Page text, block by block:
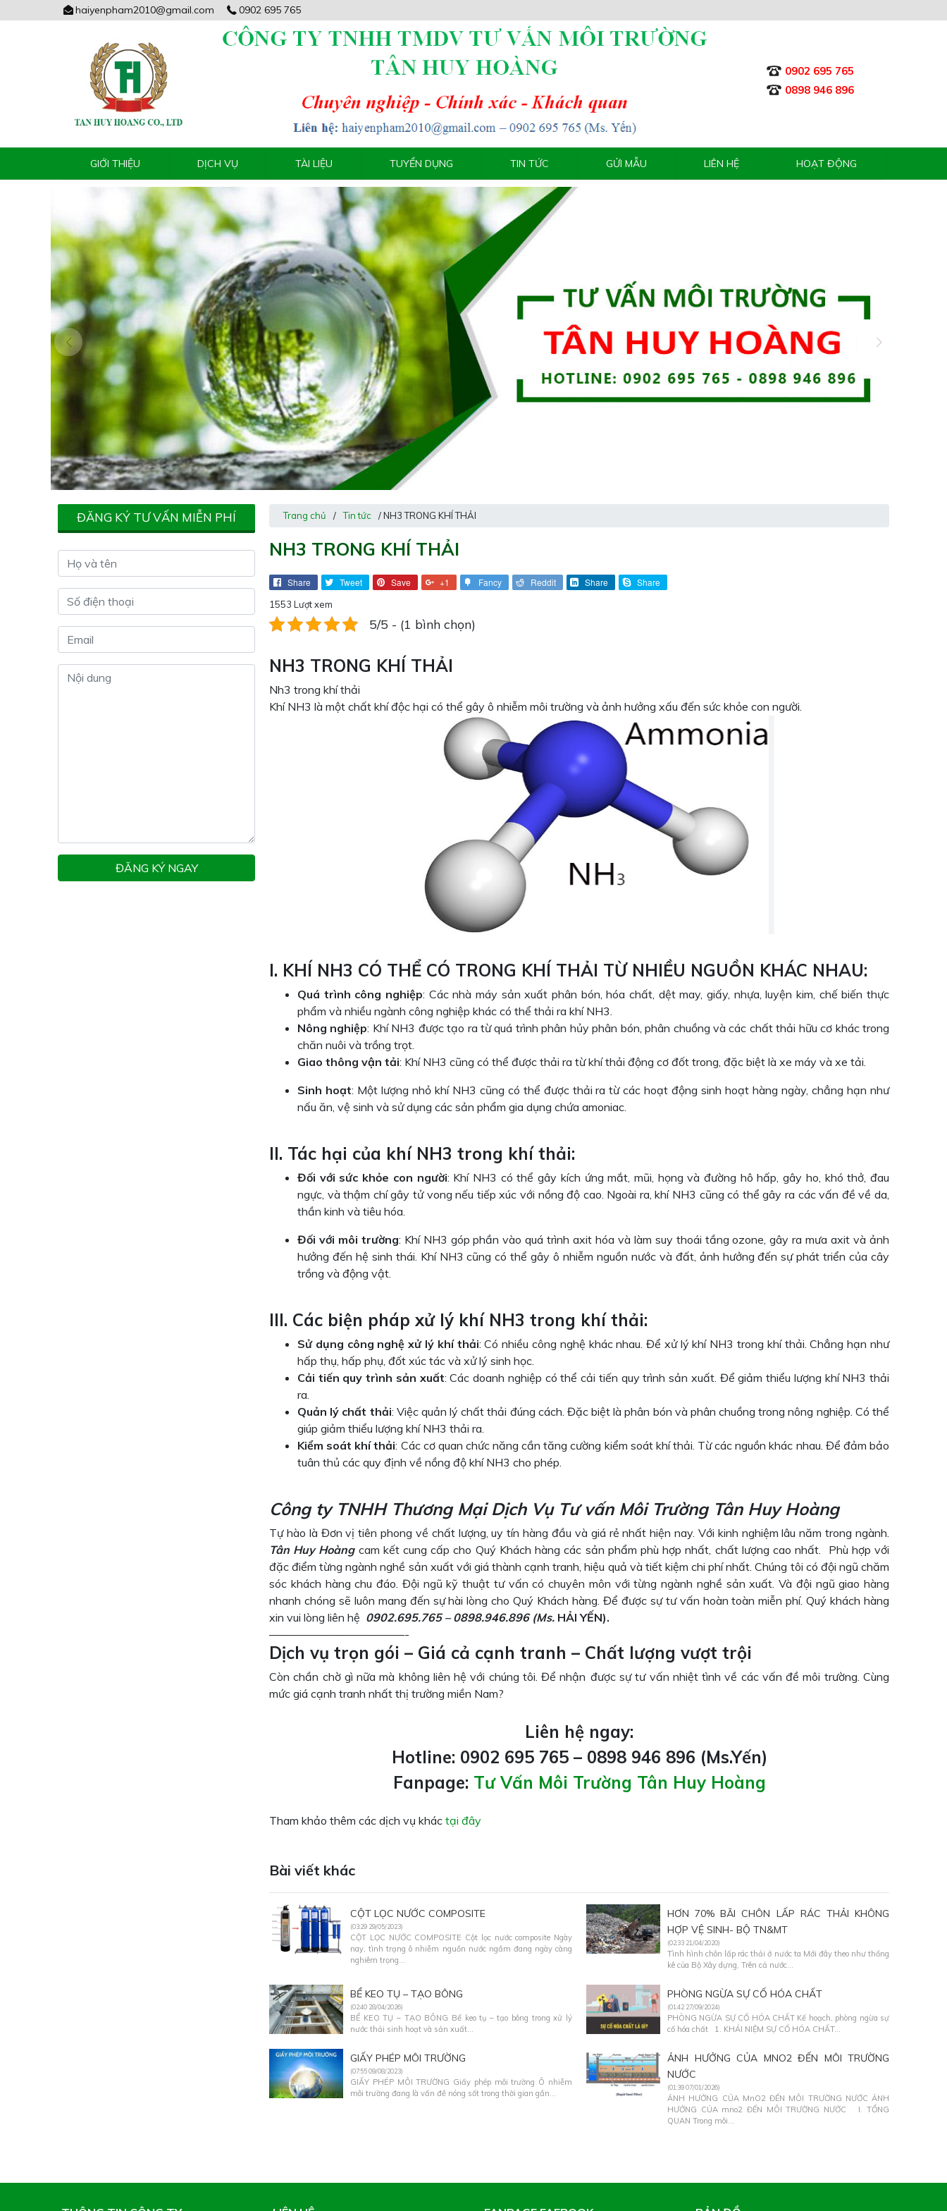
haiyenpham2010@gmail.com 0902 695 765
0902 695 765
0898 946 896
GIỚI THIỆU DỊCH VỤ TÀI LIỆU TUYỂN DỤNG TIN TỨC GỬI MẪU LIÊN HỆ HOẠT ĐỘNG
Trang chủ / Tin tức / NH3 TRONG KHÍ THẢI
NH3 TRONG KHÍ THẢI
Share Tweet Save +1 Fancy Reddit Share Share
1553 Lượt xem
5/5 - (1 bình chọn)
NH3 TRONG KHÍ THẢI
Nh3 trong khí thải
Khí NH3 là một chất khí độc hại có thể gây ô nhiễm môi trường và ảnh hưởng xấu đến sức khỏe con người.
I. KHÍ NH3 CÓ THỂ CÓ TRONG KHÍ THẢI TỪ NHIỀU NGUỒN KHÁC NHAU:
Quá trình công nghiệp: Các nhà máy sản xuất phân bón, hóa chất, dệt may, giấy, nhựa, luyện kim, chế biến thực
phẩm và nhiều ngành công nghiệp khác có thể thải ra khí NH3.
Nông nghiệp: Khí NH3 được tạo ra từ quá trình phân hủy phân bón, phân chuồng và các chất thải hữu cơ khác trong
chăn nuôi và trồng trọt.
Giao thông vận tải: Khí NH3 cũng có thể được thải ra từ khí thải động cơ đốt trong, đặc biệt là xe máy và xe tải.
Sinh hoạt: Một lượng nhỏ khí NH3 cũng có thể được thải ra từ các hoạt động sinh hoạt hàng ngày, chẳng hạn như
nấu ăn, vệ sinh và sử dụng các sản phẩm gia dụng chứa amoniac.
II. Tác hại của khí NH3 trong khí thải:
Đối với sức khỏe con người: Khí NH3 có thể gây kích ứng mắt, mũi, họng và đường hô hấp, gây ho, khó thở, đau
ngực, và thậm chí gây tử vong nếu tiếp xúc với nồng độ cao. Ngoài ra, khí NH3 cũng có thể gây ra các vấn đề về da,
thần kinh và tiêu hóa.
Đối với môi trường: Khí NH3 góp phần vào quá trình axit hóa và làm suy thoái tầng ozone, gây ra mưa axit và ảnh
hưởng đến hệ sinh thái. Khí NH3 cũng có thể gây ô nhiễm nguồn nước và đất, ảnh hưởng đến sự phát triển của cây
trồng và động vật.
III. Các biện pháp xử lý khí NH3 trong khí thải:
Sử dụng công nghệ xử lý khí thải: Có nhiều công nghệ khác nhau. Để xử lý khí NH3 trong khí thải. Chẳng hạn như
hấp thụ, hấp phụ, đốt xúc tác và xử lý sinh học.
Cải tiến quy trình sản xuất: Các doanh nghiệp có thể cải tiến quy trình sản xuất. Để giảm thiểu lượng khí NH3 thải
ra.
Quản lý chất thải: Việc quản lý chất thải đúng cách. Đặc biệt là phân bón và phân chuồng trong nông nghiệp. Có thể
giúp giảm thiểu lượng khí NH3 thải ra.
Kiểm soát khí thải: Các cơ quan chức năng cần tăng cường kiểm soát khí thải. Từ các nguồn khác nhau. Để đảm bảo
tuân thủ các quy định về nồng độ khí NH3 cho phép.
Công ty TNHH Thương Mại Dịch Vụ Tư vấn Môi Trường Tân Huy Hoàng
Tự hào là Đơn vị tiên phong về chất lượng, uy tín hàng đầu và giá rẻ nhất hiện nay. Với kinh nghiệm lâu năm trong ngành.
Tân Huy Hoàngcam kết cung cấp cho Quý Khách hàng các sản phẩm phù hợp nhất, chất lượng cao nhất. Phù hợp với
đặc điểm từng ngành nghề sản xuất với giá thành cạnh tranh, hiệu quả và tiết kiệm chi phí nhất. Chúng tôi có đội ngũ chăm
sóc khách hàng chu đáo. Đội ngũ kỹ thuật tư vấn có chuyên môn với từng ngành nghề sản xuất. Và đội ngũ giao hàng
nhanh chóng sẽ luôn mang đến sự hài lòng cho Quý Khách hàng. Để được sự tư vấn hoàn toàn miễn phí. Quý khách hàng
xin vui lòng liên hệ 0902.695.765 – 0898.946.896 (Ms. HẢI YẾN).
————————————-
Dịch vụ trọn gói – Giá cả cạnh tranh – Chất lượng vượt trội
Còn chần chờ gì nữa mà không liên hệ với chúng tôi. Để nhận được sự tư vấn nhiệt tình về các vấn đề môi trường. Cùng
mức giá cạnh tranh nhất thị trường miền Nam?
Liên hệ ngay:
Hotline: 0902 695 765 – 0898 946 896 (Ms.Yến)
Fanpage: Tư Vấn Môi Trường Tân Huy Hoàng
Tham khảo thêm các dịch vụ khác tại đây
Bài viết khác
CỘT LỌC NƯỚC COMPOSITE
(03:29 29/05/2023)
CỘT LỌC NƯỚC COMPOSITE Cột lọc nước composite Ngày
nay, tình trạng ô nhiễm nguồn nước ngầm đang ngày càng
nghiêm trọng...
HƠN 70% BÃI CHÔN LẤP RÁC THẢI KHÔNG
HỢP VỆ SINH- BỘ TN&MT
(02:33 21/04/2020)
Tình hình chôn lấp rác thải ở nước ta Mới đây theo như thống
kê của Bộ Xây dựng, Trên cả nước...
BỂ KEO TỤ – TẠO BÔNG
(02:40 28/04/2026)
BỂ KEO TỤ – TẠO BÔNG Bể keo tụ – tạo bông trong xử lý
nước thải sinh hoạt và sản xuất...
PHÒNG NGỪA SỰ CỐ HÓA CHẤT
(01:42 27/09/2024)
PHÒNG NGỪA SỰ CỐ HÓA CHẤT Kế hoạch, phòng ngừa sự
cố hóa chất 1. KHÁI NIỆM SỰ CỐ HÓA CHẤT...
GIẤY PHÉP MÔI TRƯỜNG
(07:55 09/08/2023)
GIẤY PHÉP MÔI TRƯỜNG Giấy phép môi trường Ô nhiễm
môi trường đang là vấn đề nóng sốt trong thời gian gần...
ẢNH HƯỞNG CỦA MNO2 ĐẾN MÔI TRƯỜNG
NƯỚC
(01:39 07/01/2026)
ẢNH HƯỞNG CỦA MnO2 ĐẾN MÔI TRƯỜNG NƯỚC ẢNH
HƯỞNG CỦA mno2 ĐẾN MÔI TRƯỜNG NƯỚC I. TỔNG
QUAN Trong môi...
ĐĂNG KÝ TƯ VẤN MIỄN PHÍ
ĐĂNG KÝ NGAY